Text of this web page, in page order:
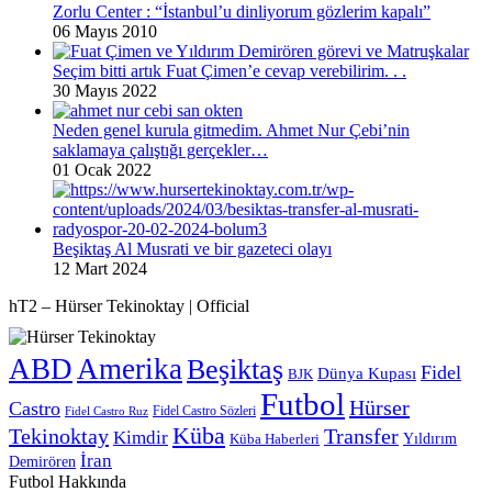
Zorlu Center : “İstanbul’u dinliyorum gözlerim kapalı”
06 Mayıs 2010
Seçim bitti artık Fuat Çimen’e cevap verebilirim. . .
30 Mayıs 2022
Neden genel kurula gitmedim. Ahmet Nur Çebi’nin
saklamaya çalıştığı gerçekler…
01 Ocak 2022
Beşiktaş Al Musrati ve bir gazeteci olayı
12 Mart 2024
hT2 – Hürser Tekinoktay | Official
ABD Amerika Beşiktaş BJK Dünya Kupası Fidel
Castro Fidel Castro Ruz Fidel Castro Sözleri Futbol Hürser
Tekinoktay Kimdir Küba Küba Haberleri Transfer Yıldırım
Demirören İran
Futbol Hakkında